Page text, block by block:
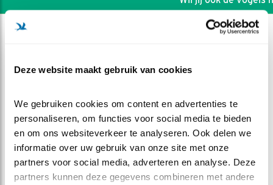
Deze website maakt gebruik van cookies
We gebruiken cookies om content en advertenties te
personaliseren, om functies voor social media te bieden
en om ons websiteverkeer te analyseren. Ook delen we
informatie over uw gebruik van onze site met onze
partners voor social media, adverteren en analyse. Deze
partners kunnen deze gegevens combineren met andere